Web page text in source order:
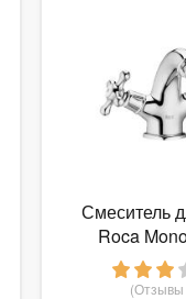
Смеситель
Roca
(Отзывы